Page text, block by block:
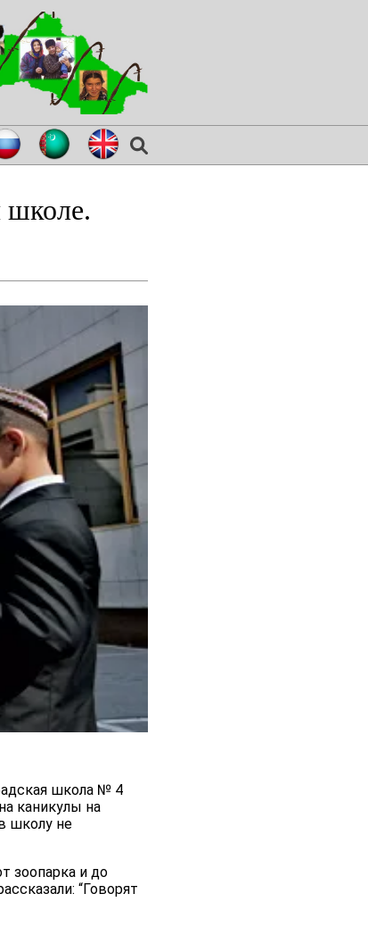
школа № 4
каникулы на
школу не
зоопарка и до
“Говорят